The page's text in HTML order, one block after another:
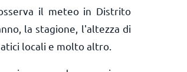
il meteo in Distrito
la stagione, l'altezza di
locali e molto altro.